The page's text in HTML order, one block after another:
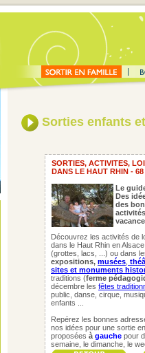
Sorties enfants
SORTIES, ACTIVITES,
DANS LE HAUT RHIN - 68
Le
Des
des
Découvrez les activités de
dans le Haut Rhin en
(grottes, lacs, ...) ou dans
expositions, musées
sites et monuments
traditions (ferme
décembre les fêtes
public, danse, cirque,
enfants ...
Repérez les bonnes
nos idées pour une sortie
proposées à gauche pour
semaine, le dimanche, le